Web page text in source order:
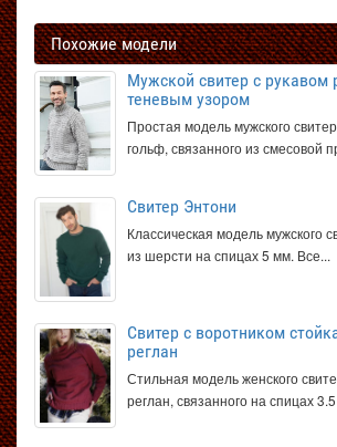
Похожие модели
Мужской свитер с рукавом
теневым узором
Простая модель мужского
гольф, связанного из смесовой
Свитер Энтони
Классическая модель мужского
из шерсти на спицах 5 мм. Все...
Свитер с воротником
реглан
Стильная модель женского
реглан, связанного на спицах